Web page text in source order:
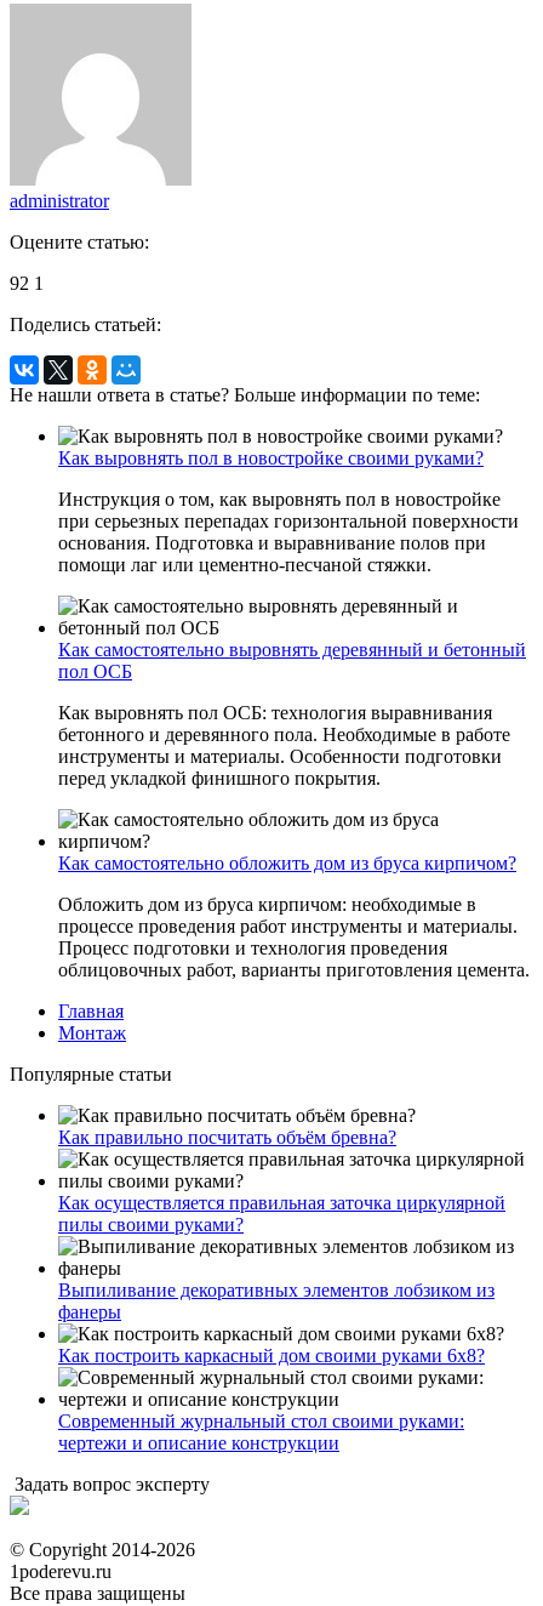
administrator
Оцените статью:
92 1
Поделись статьей:
Не нашли ответа в статье? Больше информации по теме:
Как выровнять пол в новостройке своими руками?
Инструкция о том, как выровнять пол в новостройке
при серьезных перепадах горизонтальной поверхности
основания. Подготовка и выравнивание полов при
помощи лаг или цементно-песчаной стяжки.
Как самостоятельно выровнять деревянный и бетонный
пол ОСБ
Как выровнять пол ОСБ: технология выравнивания
бетонного и деревянного пола. Необходимые в работе
инструменты и материалы. Особенности подготовки
перед укладкой финишного покрытия.
Как самостоятельно обложить дом из бруса кирпичом?
Обложить дом из бруса кирпичом: необходимые в
процессе проведения работ инструменты и материалы.
Процесс подготовки и технология проведения
облицовочных работ, варианты приготовления цемента.
Главная
Монтаж
Популярные статьи
Как правильно посчитать объём бревна?
Как осуществляется правильная заточка циркулярной
пилы своими руками?
Выпиливание декоративных элементов лобзиком из
фанеры
Как построить каркасный дом своими руками 6х8?
Современный журнальный стол своими руками:
чертежи и описание конструкции
Задать вопрос эксперту
© Copyright 2014-2026
1poderevu.ru
Все права защищены